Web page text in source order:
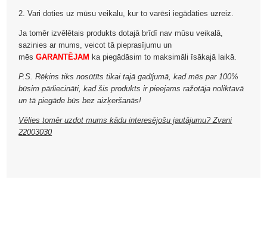
2. Vari doties uz mūsu veikalu, kur to varēsi iegādāties uzreiz.
Ja tomēr izvēlētais produkts dotajā brīdī nav mūsu veikalā,
sazinies ar mums, veicot tā pieprasījumu un
mēsGARANTĒJAM ka piegādāsim to maksimāli īsākajā laikā.
P.S. Rēķins tiks nosūtīts tikai tajā gadījumā, kad mēs par 100%
būsim pārliecināti, kad šis produkts ir pieejams ražotāja noliktavā
un tā piegāde būs bez aizķeršanās!
Vēlies tomēr uzdot mums kādu interesējošu jautājumu? Zvani
22003030